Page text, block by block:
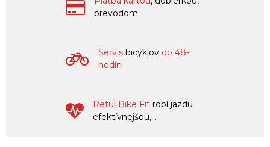
prevodom
Servis bicyklov do 48-
hodín
Retül Bike Fit robí jazdu
efektívnejšou,...